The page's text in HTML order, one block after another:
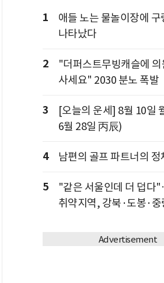
1
애들 노는 물놀이장에 구
나타났다
2
"더퍼스트무빙캐슬에
사세요" 2030 분노 폭발
3
[오늘의 운세] 8월 10일
6월 28일 丙辰)
4 남편의 골프 파트너의 정
5
"같은 서울인데 더 덥다
취약지역, 강북·도봉·